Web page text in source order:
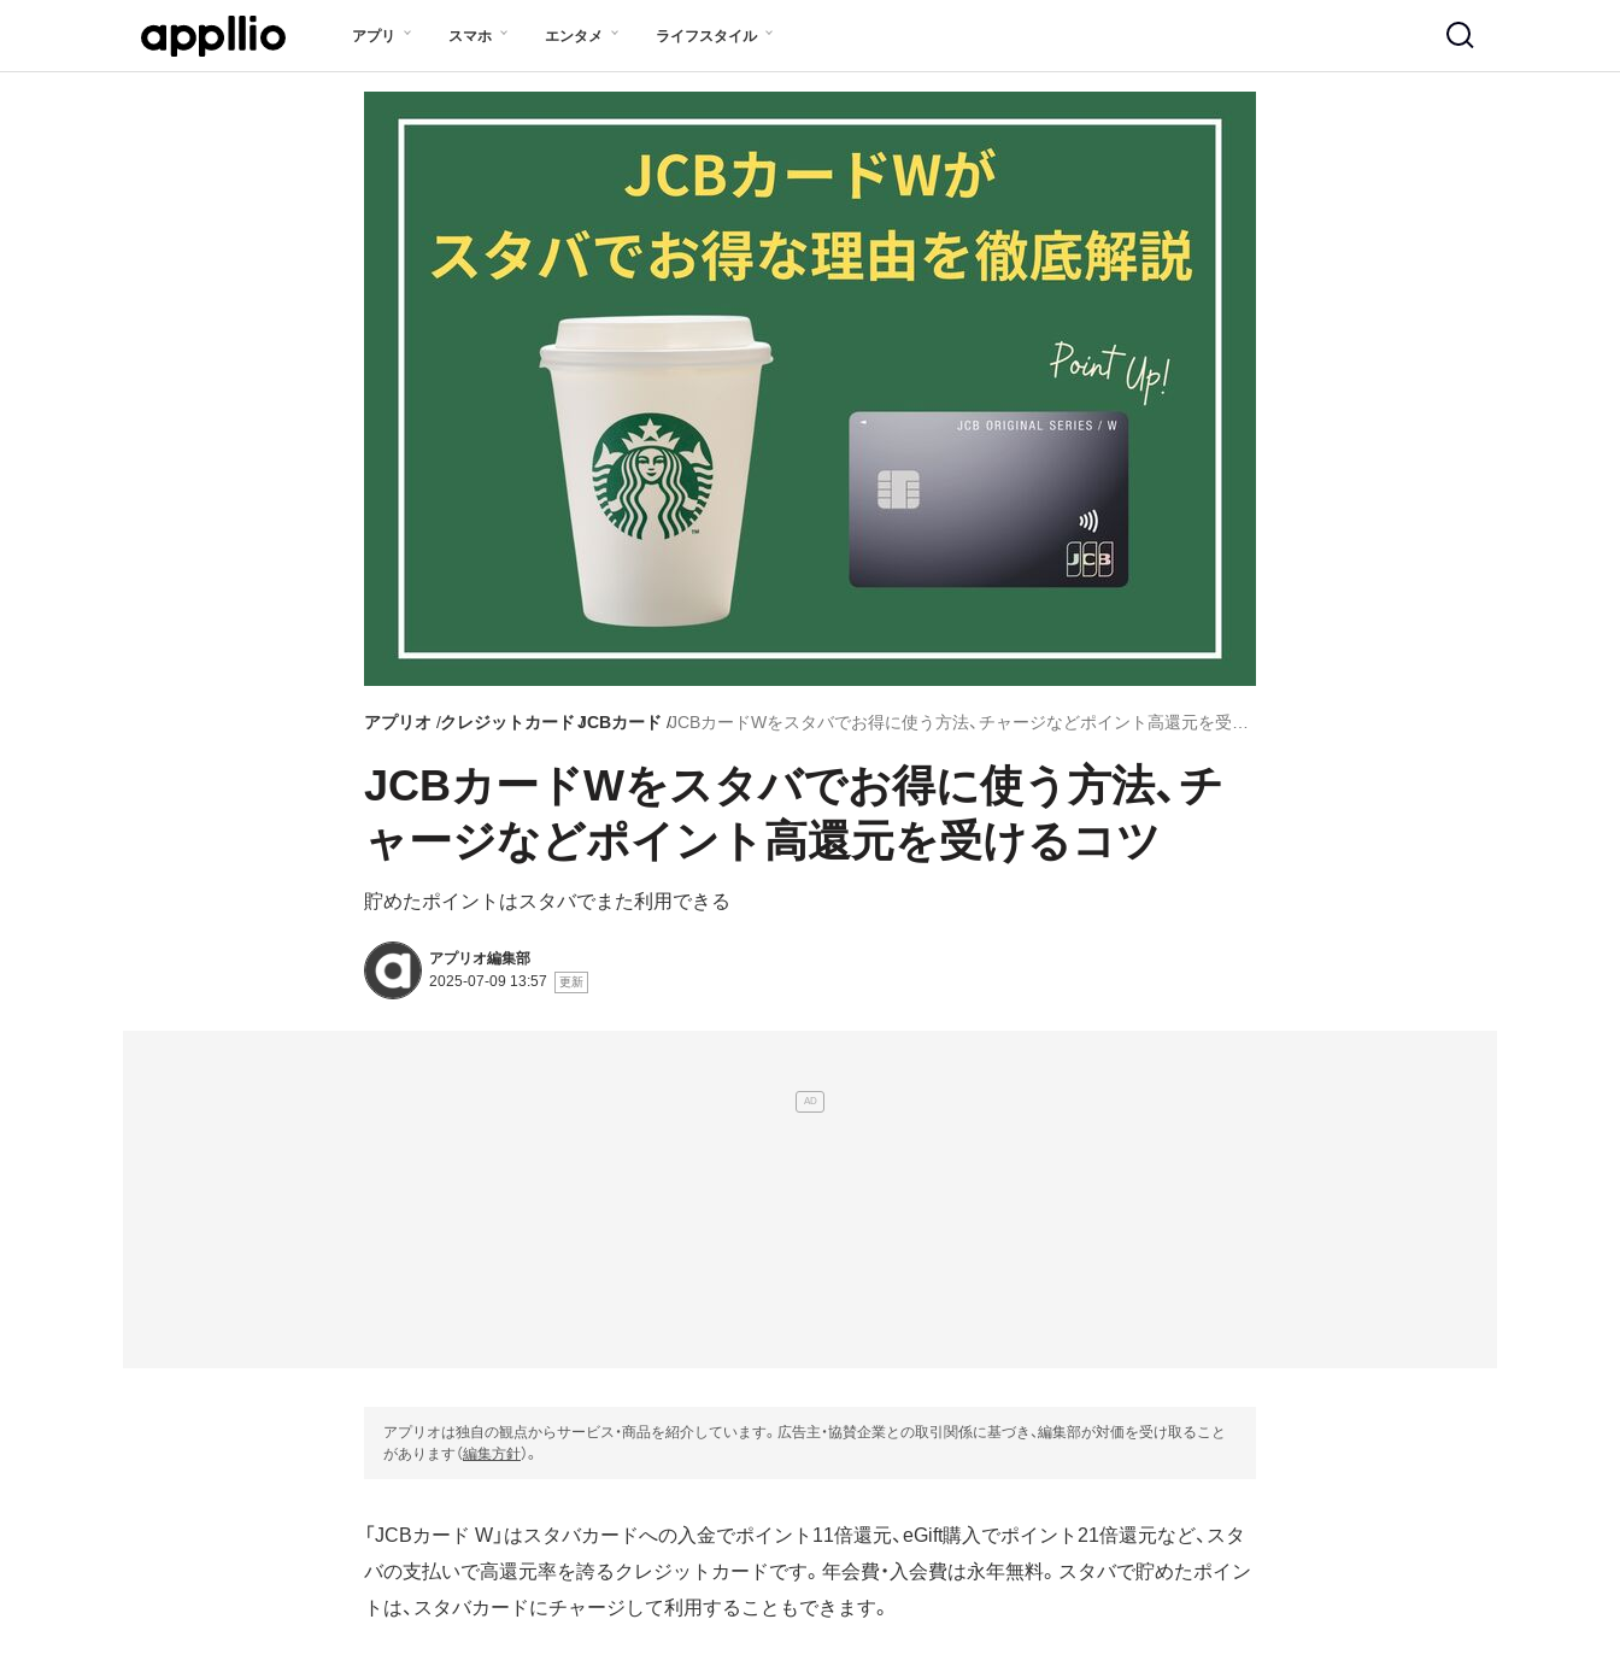
アプリ スマホ エンタメ ライフスタイル
アプリオ クレジットカードJCBカード
JCBカードWをスタバでお得に使う方法、チ
ャージなどポイント高還元を受けるコツ
貯めたポイントはスタバでまた利用できる
アプリオ編集部
2025-07-09 13:57
アプリオは独自の観点からサービス・商品を紹介しています。広告主・協賛企業との取引関係に基づき、編集部が対価を受け取ること
があります（編集方針）。
「JCBカード W」はスタバカードへの入金でポイント11倍還元、eGift購入でポイント21倍還元など、スタ
バの支払いで高還元率を誇るクレジットカードです。年会費・入会費は永年無料。スタバで貯めたポイン
トは、スタバカードにチャージして利用することもできます。